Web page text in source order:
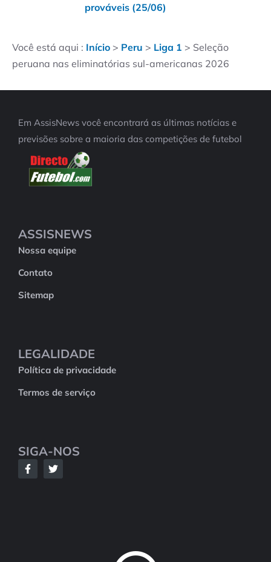
prováveis (25/06)
Você está aqui : Início > Peru > Liga 1 > Seleção
peruana nas eliminatórias sul-americanas 2026
Em AssisNews você encontrará as últimas notícias e
previsões sobre a maioria das competições de futebol
ASSISNEWS
Nossa equipe
Contato
Sitemap
LEGALIDADE
Política de privacidade
Termos de serviço
SIGA-NOS